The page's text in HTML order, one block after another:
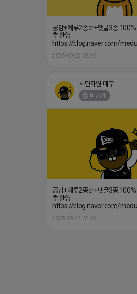
공감+체류2종or+댓글3종 100%
추 환영
https://blog.naver.com/
2025-09-22 03:29
서민자원.대구
비공개
공감+체류2종or+댓글3종 100%
추 환영
https://blog.naver.com/
2025-09-22 02:19